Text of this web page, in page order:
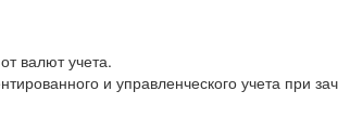
валют учета.
и управленческого учета при